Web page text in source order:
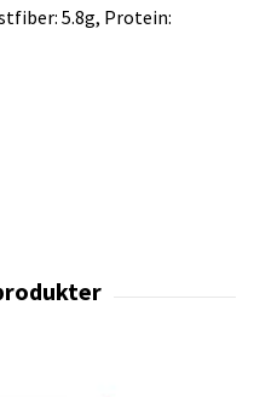
5.8g, Protein: